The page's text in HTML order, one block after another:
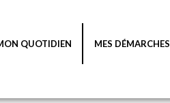
QUOTIDIEN MES DÉMARCHES